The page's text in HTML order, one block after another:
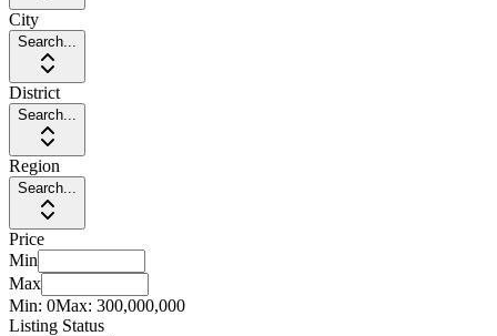
City
Search...
District
Search...
Region
Search...
Price
Min
Max
Min: 0Max: 300,000,000
Listing Status